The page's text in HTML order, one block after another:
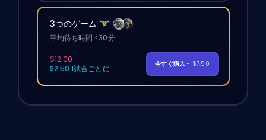
3つのゲーム
平均待ち時間 <30分
$12.00
$2.50 1試合ごとに
今すぐ購入- $7.50